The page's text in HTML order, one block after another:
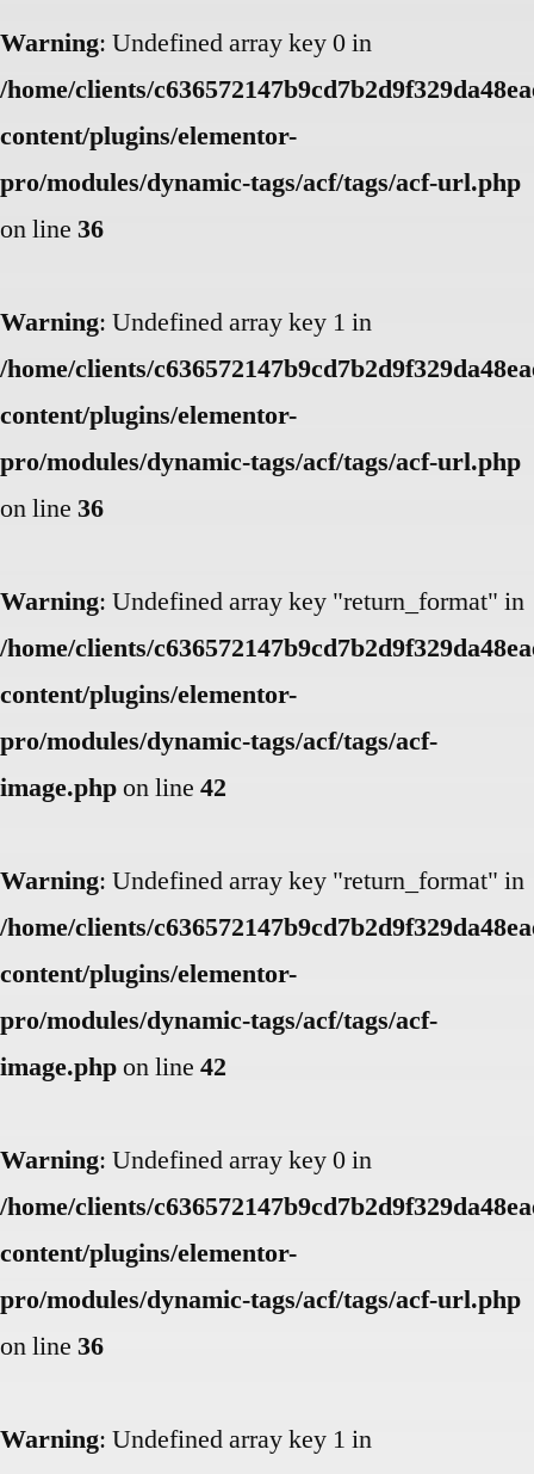
Warning: Undefined array key 0 in
/home/clients/
content/plugins/elementor-
pro/modules/dynamic-tags/acf/tags/acf-url.php
on line 36
Warning: Undefined array key 1 in
/home/clients/
content/plugins/elementor-
pro/modules/dynamic-tags/acf/tags/acf-url.php
on line 36
Warning: Undefined array key "return_format" in
/home/clients/
content/plugins/elementor-
pro/modules/dynamic-tags/acf/tags/acf-
image.phpon line 42
Warning: Undefined array key "return_format" in
/home/clients/
content/plugins/elementor-
pro/modules/dynamic-tags/acf/tags/acf-
image.phpon line 42
Warning: Undefined array key 0 in
/home/clients/
content/plugins/elementor-
pro/modules/dynamic-tags/acf/tags/acf-url.php
on line 36
Warning: Undefined array key 1 in